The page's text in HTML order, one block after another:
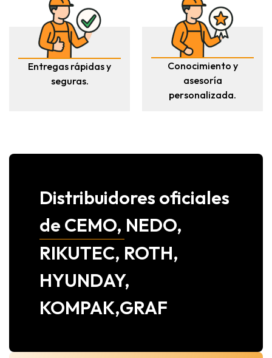
Entregas rápidas y
seguras.
Conocimiento y
asesoría
personalizada.
Distribuidores oficiales
de CEMO, NEDO,
RIKUTEC, ROTH,
HYUNDAY,
KOMPAK,GRAF